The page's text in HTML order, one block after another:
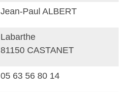
Jean-Paul ALBERT
Labarthe
81150 CASTANET
05 63 56 80 14